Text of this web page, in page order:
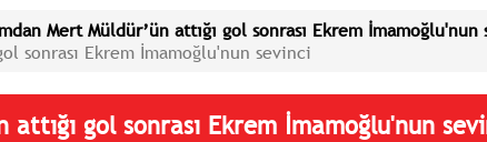
Mert Müldür’ün attığı gol sonrası Ekrem İmamoğlu'nun
sonrası Ekrem İmamoğlu'nun sevinci
attığı gol sonrası Ekrem İmamoğlu'nun